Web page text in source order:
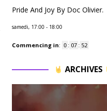
Pride And Joy By Doc Olivier.
samedi, 17:00 - 18:00
Commencing in: 0 : 07 : 50
ARCHIVES